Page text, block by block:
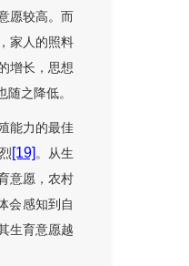
愿较高。而
家人的照料
增长，思想
之降低。
能力的最佳
[19]。从生
意愿，农村
会感知到自
生育意愿越